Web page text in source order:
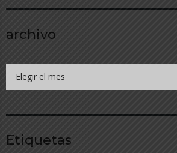
archivo
Elegir el mes
Etiquetas